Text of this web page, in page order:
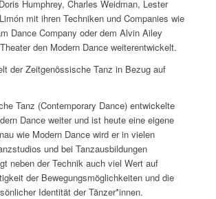
Humphrey, Charles Weidman, Lester
mit ihren Techniken und Companies wie
Dance Company oder dem Alvin Ailey
den Modern Dance weiterentwickelt.
der Zeitgenössische Tanz in Bezug auf
Tanz (Contemporary Dance) entwickelte
Dance weiter und ist heute eine eigene
wie Modern Dance wird er in vielen
und bei Tanzausbildungen
neben der Technik auch viel Wert auf
der Bewegungsmöglichkeiten und die
Identität der Tänzer*innen.